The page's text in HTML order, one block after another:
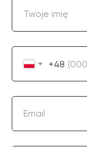
Twoje imię
+48
Email